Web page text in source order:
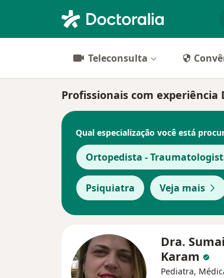
Teleconsulta
Profissionais com
Qual especialização você está
Ortopedista -
Psiquiatra Veja mais
Dra.
Karam
Pediatra,